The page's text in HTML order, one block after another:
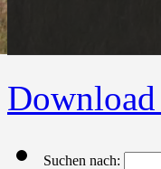
Suchen nach: